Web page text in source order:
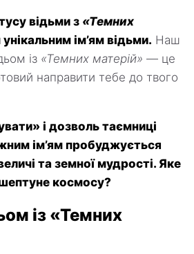
відьми з «Темних
унікальним ім’ям відьми. Наш
із «Темних матерій» — це
направити тебе до твого
і дозволь таємниці
ім’ям пробуджується
та земної мудрості. Яке
шептуне космосу?
із «Темних